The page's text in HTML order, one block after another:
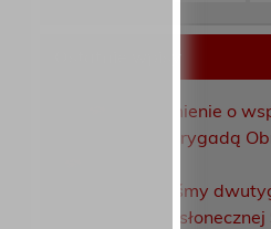
Porozumienie o
Dolnośląską Brygadą
Zakończyliśmy
zawodowy w